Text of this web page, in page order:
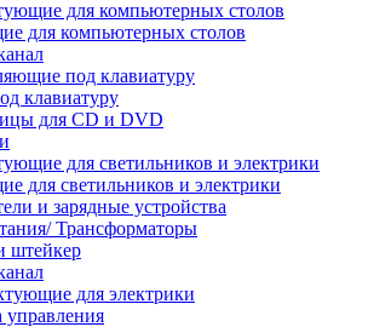
для компьютерных столов
под клавиатуру
клавиатуру
для CD и DVD
для светильников и электрики
и зарядные устройства
Трансформаторы
штейкер
для электрики
управления